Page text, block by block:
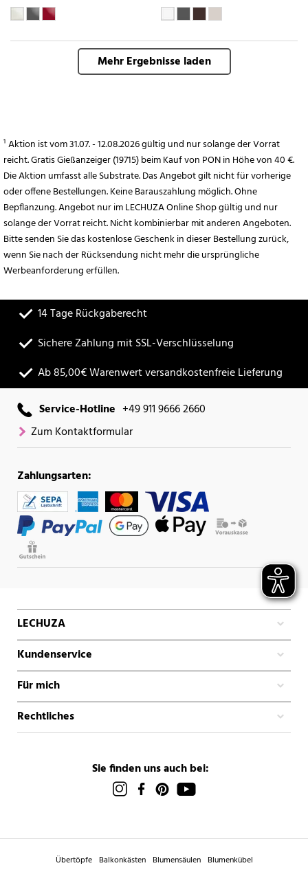
Mehr Ergebnisse laden
¹ Aktion ist vom 31.07. - 12.08.2026 gültig und nur solange der Vorrat
reicht. Gratis Gießanzeiger (19715) beim Kauf von PON in Höhe von 40 €.
Die Aktion umfasst alle Substrate. Das Angebot gilt nicht für vorherige
oder offene Bestellungen. Keine Barauszahlung möglich. Ohne
Bepflanzung. Angebot nur im LECHUZA Online Shop gültig und nur
solange der Vorrat reicht. Nicht kombinierbar mit anderen Angeboten.
Bitte senden Sie das kostenlose Geschenk in dieser Bestellung zurück,
wenn Sie nach der Rücksendung nicht mehr die ursprüngliche
Werbeanforderung erfüllen.
14 Tage Rückgaberecht
Sichere Zahlung mit SSL-Verschlüsselung
Ab 85,00€ Warenwert versandkostenfreie Lieferung
Service-Hotline +49 911 9666 2660
Zum Kontaktformular
Zahlungsarten:
LECHUZA
Kundenservice
Für mich
Rechtliches
Sie finden uns auch bei:
Übertöpfe Balkonkästen Blumensäulen Blumenkübel